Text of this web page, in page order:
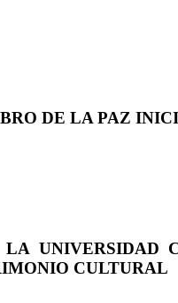
DE LA PAZ
UNIVERSIDAD
CULTURAL